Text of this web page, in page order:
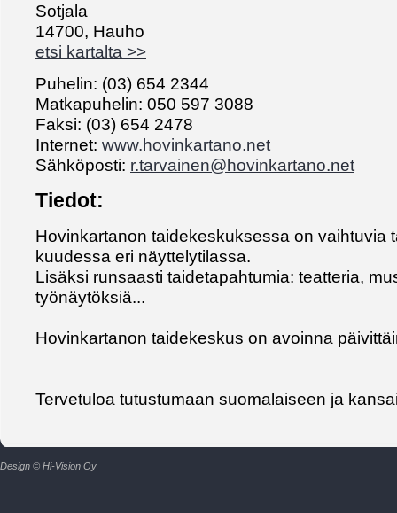
Sotjala
14700, Hauho
etsi kartalta >>
Puhelin: (03) 654 2344
Matkapuhelin: 050 597 3088
Faksi: (03) 654 2478
Internet: www.hovinkartano.net
Sähköposti: r.tarvainen@hovinkartano.net
Tiedot:
Hovinkartanon taidekeskuksessa on vaihtuvia
kuudessa eri näyttelytilassa.
Lisäksi runsaasti taidetapahtumia: teatteria,
työnäytöksiä...
Hovinkartanon taidekeskus on avoinna
Tervetuloa tutustumaan suomalaiseen ja
Design © Hi-Vision Oy